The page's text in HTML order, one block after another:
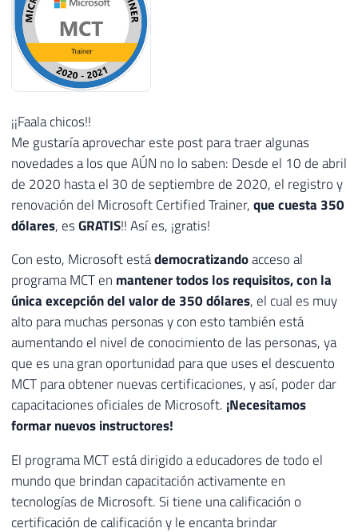
¡¡Faala chicos!!
Me gustaría aprovechar este post para traer algunas
novedades a los que AÚN no lo saben: Desde el 10 de abril
de 2020 hasta el 30 de septiembre de 2020, el registro y
renovación del Microsoft Certified Trainer,que cuesta 350
dólares, esGRATIS!! Así es, ¡gratis!
Con esto, Microsoft estádemocratizandoacceso al
programa MCT en mantener todos los requisitos, con la
única excepción del valor de 350 dólares, el cual es muy
alto para muchas personas y con esto también está
aumentando el nivel de conocimiento de las personas, ya
que es una gran oportunidad para que uses el descuento
MCT para obtener nuevas certificaciones, y así, poder dar
capacitaciones oficiales de Microsoft. ¡Necesitamos
formar nuevos instructores!
El programa MCT está dirigido a educadores de todo el
mundo que brindan capacitación activamente en
tecnologías de Microsoft. Si tiene una calificación o
certificación de calificación y le encanta brindar